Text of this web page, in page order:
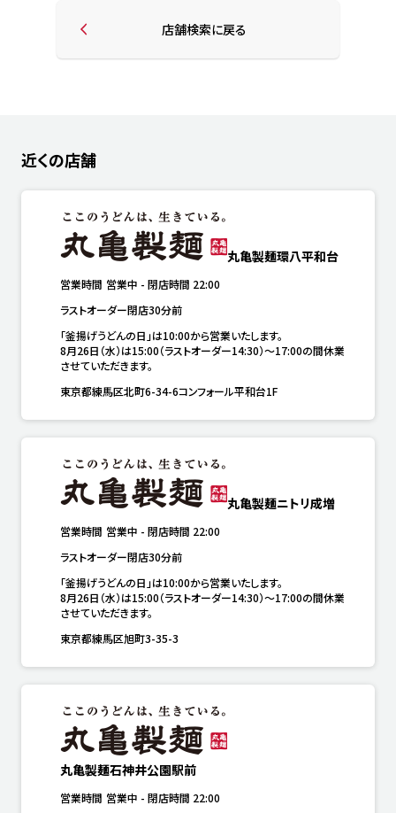
店舗検索に戻る
近くの店舗
丸亀製麺環八平和台
営業時間 営業中 - 閉店時間 22:00
ラストオーダー閉店30分前
「釜揚げうどんの日」は10:00から営業いたします。
8月26日（水）は15:00（ラストオーダー14:30）～17:00の間休業
させていただきます。
東京都練馬区北町6-34-6コンフォール平和台1F
丸亀製麺ニトリ成増
営業時間 営業中 - 閉店時間 22:00
ラストオーダー閉店30分前
「釜揚げうどんの日」は10:00から営業いたします。
8月26日（水）は15:00（ラストオーダー14:30）～17:00の間休業
させていただきます。
東京都練馬区旭町3-35-3
丸亀製麺石神井公園駅前
営業時間 営業中 - 閉店時間 22:00